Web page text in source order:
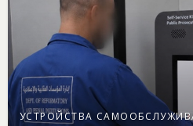
УСТРОЙСТВА